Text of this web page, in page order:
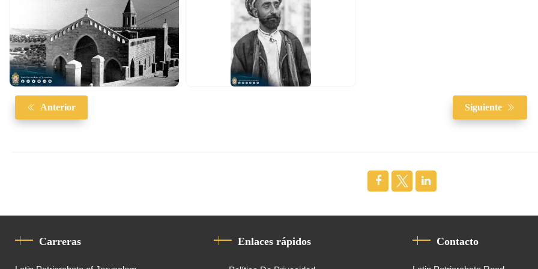
Anterior Siguiente
Carreras Enlaces rápidos Contacto